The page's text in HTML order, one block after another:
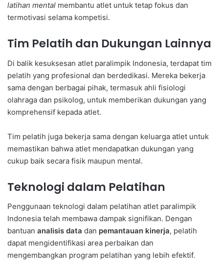
latihan mental membantu atlet untuk tetap fokus dan
termotivasi selama kompetisi.
Tim Pelatih dan Dukungan Lainnya
Di balik kesuksesan atlet paralimpik Indonesia, terdapat tim
pelatih yang profesional dan berdedikasi. Mereka bekerja
sama dengan berbagai pihak, termasuk ahli fisiologi
olahraga dan psikolog, untuk memberikan dukungan yang
komprehensif kepada atlet.
Tim pelatih juga bekerja sama dengan keluarga atlet untuk
memastikan bahwa atlet mendapatkan dukungan yang
cukup baik secara fisik maupun mental.
Teknologi dalam Pelatihan
Penggunaan teknologi dalam pelatihan atlet paralimpik
Indonesia telah membawa dampak signifikan. Dengan
bantuan analisis data dan pemantauan kinerja, pelatih
dapat mengidentifikasi area perbaikan dan
mengembangkan program pelatihan yang lebih efektif.